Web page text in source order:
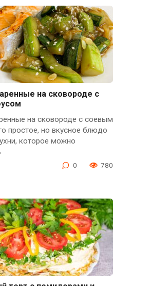
на сковороде с
на сковороде с соевым
простое, но вкусное блюдо
которое можно
0 780